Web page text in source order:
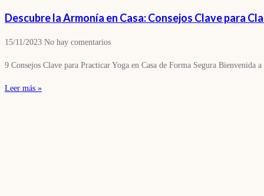
Descubre la Armonía en Casa: Consejos Clave para
15/11/2023 No hay comentarios
9 Consejos Clave para Practicar Yoga en Casa de Forma Segura
Leer más »